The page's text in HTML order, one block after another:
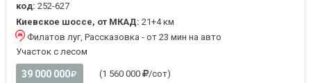
код: 252-627
Киевское шоссе, от МКАД: 21+4 км
Филатов луг, Рассказовка - от 23 мин на авто
Участок с лесом
39 000 000 (1 560 000 /сот)